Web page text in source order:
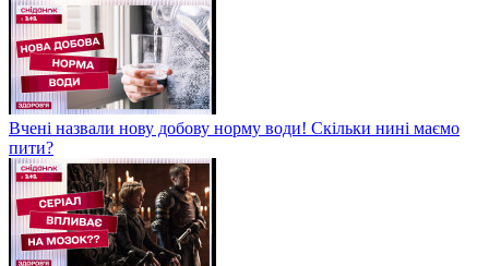
Вчені назвали нову добову норму води! Скільки нині маємо
пити?